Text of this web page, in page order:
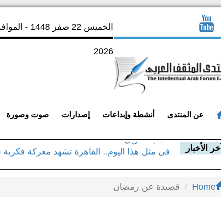
2026
عن المنتدى أنشطة وإبداعات إصدارات صوت وصورة
آخر الأخبار في مثل هذا اليوم.. القاهرة تشهد معركة فكرية
الدكتور عبد الولي الشميري ينعي وفاة القاضي
Home قصيدة عن رمضان